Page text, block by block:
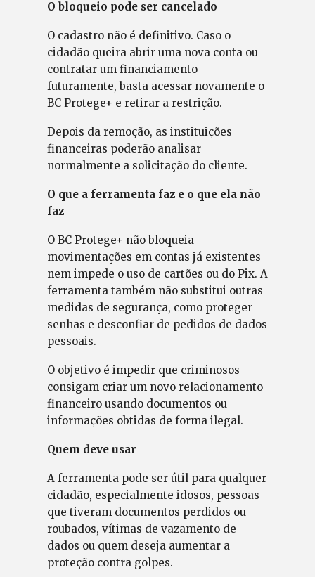
O bloqueio pode ser cancelado
O cadastro não é definitivo. Caso o
cidadão queira abrir uma nova conta ou
contratar um financiamento
futuramente, basta acessar novamente o
BC Protege+ e retirar a restrição.
Depois da remoção, as instituições
financeiras poderão analisar
normalmente a solicitação do cliente.
O que a ferramenta faz e o que ela não
faz
O BC Protege+ não bloqueia
movimentações em contas já existentes
nem impede o uso de cartões ou do Pix. A
ferramenta também não substitui outras
medidas de segurança, como proteger
senhas e desconfiar de pedidos de dados
pessoais.
O objetivo é impedir que criminosos
consigam criar um novo relacionamento
financeiro usando documentos ou
informações obtidas de forma ilegal.
Quem deve usar
A ferramenta pode ser útil para qualquer
cidadão, especialmente idosos, pessoas
que tiveram documentos perdidos ou
roubados, vítimas de vazamento de
dados ou quem deseja aumentar a
proteção contra golpes.